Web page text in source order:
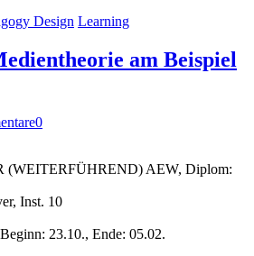
Design Learning
am Beispiel
0
AEW, Diplom:
Inst. 10
23.10., Ende: 05.02.